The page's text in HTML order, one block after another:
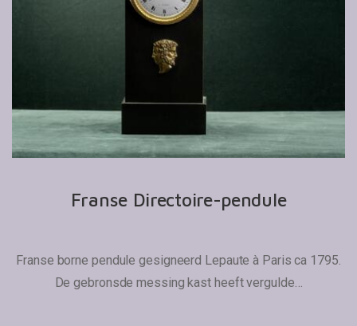
Franse Directoire-pendule
Franse borne pendule gesigneerd Lepaute à Paris ca 1795.
De gebronsde messing kast heeft vergulde…